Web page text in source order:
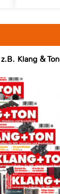
Klang & Ton